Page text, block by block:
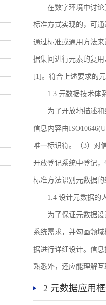
在数字环境中讨
标准方式实现的，可
通过标准或通用方法
据集间进行元素的复
[1]。符合上述要求的
1.3 元数据技术体
为了开放地描述
信息内容由
唯一标识符。（3）对
开放登记系统中登记
标准方法识别元数据
1.4 设计元数据的
为了保证元数据
系统需求，并勾画领
据进行详细设计。信
熟悉外，还应能理解
2 元数据应用